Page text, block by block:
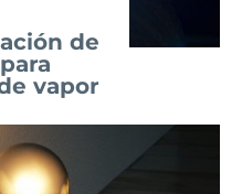
de
vapor